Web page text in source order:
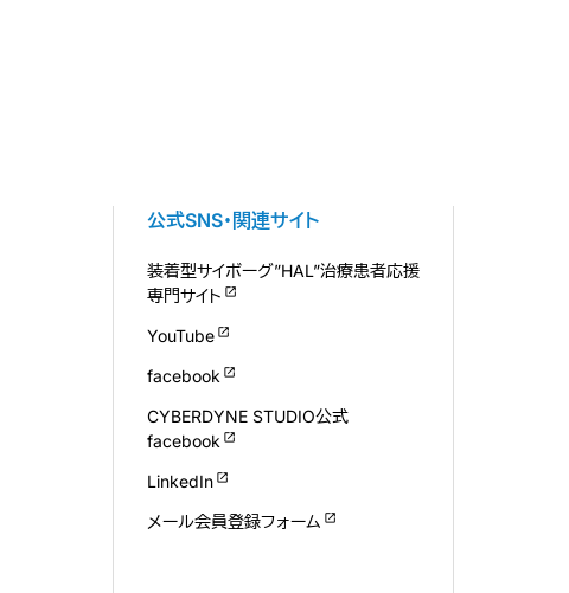
公式SNS・関連サイト
装着型サイボーグ”HAL”治療患者応援
専門サイト
YouTube
facebook
CYBERDYNE STUDIO公式
facebook
LinkedIn
メール会員登録フォーム